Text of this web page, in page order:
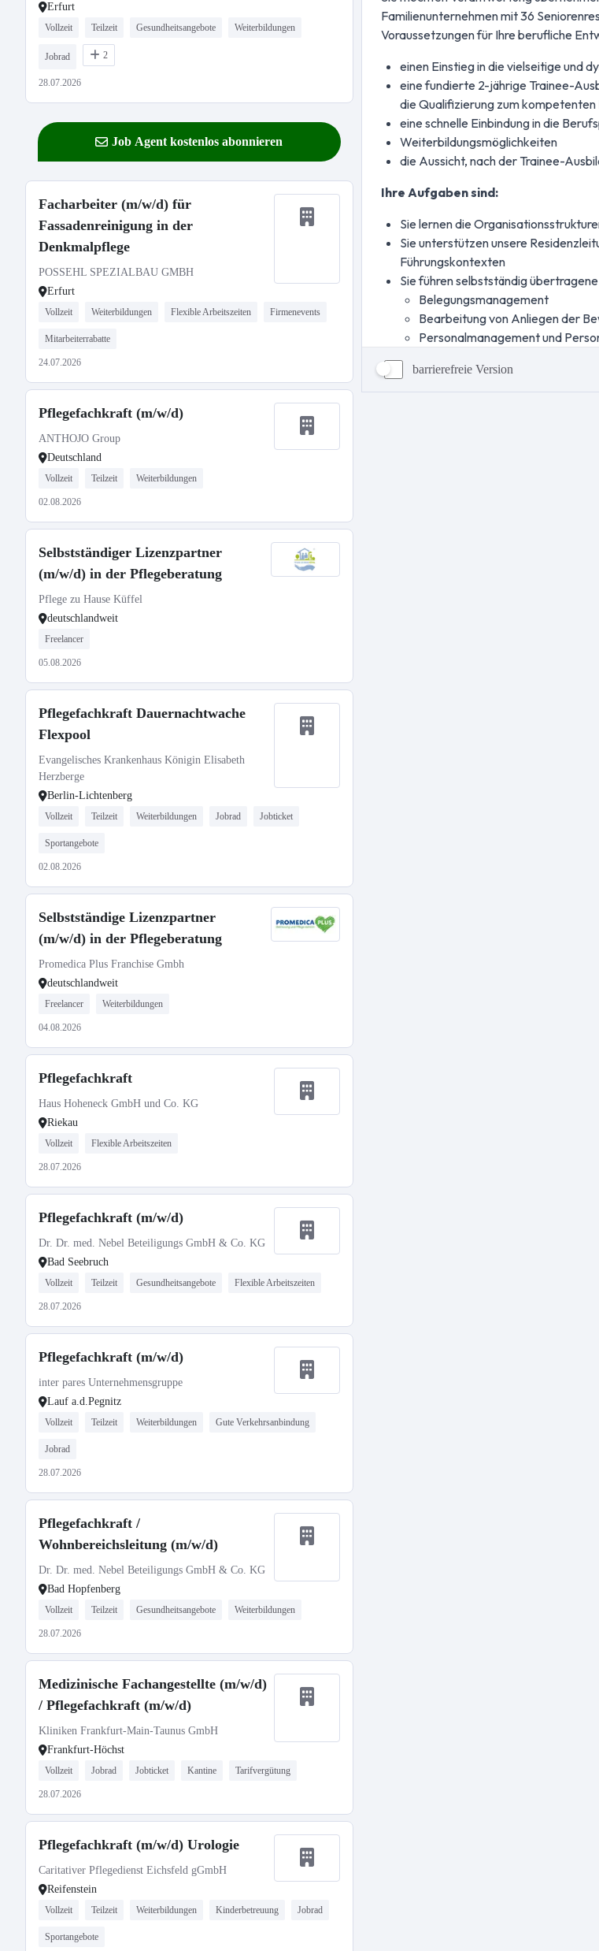
Erfurt
Vollzeit Teilzeit Gesundheitsangebote Weiterbildungen
Jobrad 2
28.07.2026
Job Agent kostenlos abonnieren
Facharbeiter (m/w/d) für
Fassadenreinigung in der
Denkmalpflege
POSSEHL SPEZIALBAU GMBH
Erfurt
Vollzeit Weiterbildungen Flexible Arbeitszeiten Firmenevents
Mitarbeiterrabatte
24.07.2026
Pflegefachkraft (m/w/d)
ANTHOJO Group
Deutschland
Vollzeit Teilzeit Weiterbildungen
02.08.2026
Selbstständiger Lizenzpartner
(m/w/d) in der Pflegeberatung
Pflege zu Hause Küffel
deutschlandweit
Freelancer
05.08.2026
Pflegefachkraft Dauernachtwache
Flexpool
Evangelisches Krankenhaus Königin Elisabeth
Herzberge
Berlin-Lichtenberg
Vollzeit Teilzeit Weiterbildungen Jobrad Jobticket
Sportangebote
02.08.2026
Selbstständige Lizenzpartner
(m/w/d) in der Pflegeberatung
Promedica Plus Franchise Gmbh
deutschlandweit
Freelancer Weiterbildungen
04.08.2026
Pflegefachkraft
Haus Hoheneck GmbH und Co. KG
Riekau
Vollzeit Flexible Arbeitszeiten
28.07.2026
Pflegefachkraft (m/w/d)
Dr. Dr. med. Nebel Beteiligungs GmbH & Co. KG
Bad Seebruch
Vollzeit Teilzeit Gesundheitsangebote Flexible Arbeitszeiten
28.07.2026
Pflegefachkraft (m/w/d)
inter pares Unternehmensgruppe
Lauf a.d.Pegnitz
Vollzeit Teilzeit Weiterbildungen Gute Verkehrsanbindung
Jobrad
28.07.2026
Pflegefachkraft /
Wohnbereichsleitung (m/w/d)
Dr. Dr. med. Nebel Beteiligungs GmbH & Co. KG
Bad Hopfenberg
Vollzeit Teilzeit Gesundheitsangebote Weiterbildungen
28.07.2026
Medizinische Fachangestellte (m/w/d)
/ Pflegefachkraft (m/w/d)
Kliniken Frankfurt-Main-Taunus GmbH
Frankfurt-Höchst
Vollzeit Jobrad Jobticket Kantine Tarifvergütung
28.07.2026
Pflegefachkraft (m/w/d) Urologie
Caritativer Pflegedienst Eichsfeld gGmbH
Reifenstein
Vollzeit Teilzeit Weiterbildungen Kinderbetreuung Jobrad
Sportangebote
barrierefreie Version